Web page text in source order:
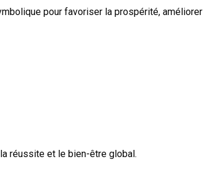
pour favoriser la prospérité,
réussite et le bien-être global.